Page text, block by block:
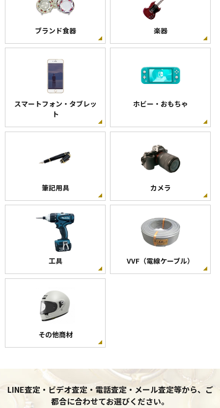
ブランド食器 楽器
スマートフォン・タブレッ
ト
ホビー・おもちゃ
筆記用具 カメラ
工具 VVF（電線ケーブル）
その他商材
LINE査定・ビデオ査定・電話査定・メール査定等から、ご
都合に合わせてお選びください。